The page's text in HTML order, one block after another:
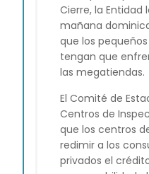
Cierre, la
mañana
que los
tengan que
las megatiendas.
El Comité de
Centros de
que los centros
redimir a los
privados el